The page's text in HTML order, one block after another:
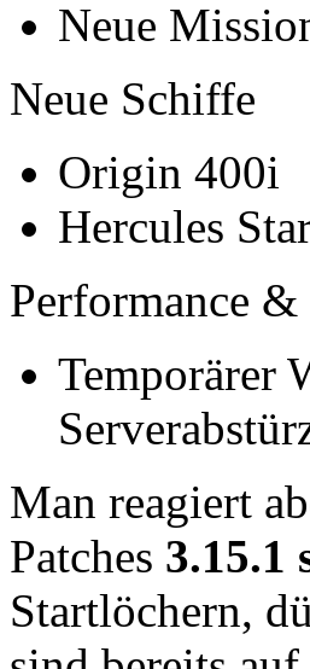
Neue
Neue Schiffe
Origin 400i
Hercules
Performance &
Temporärer
Man reagiert
Patches 3.15.1
Startlöchern,